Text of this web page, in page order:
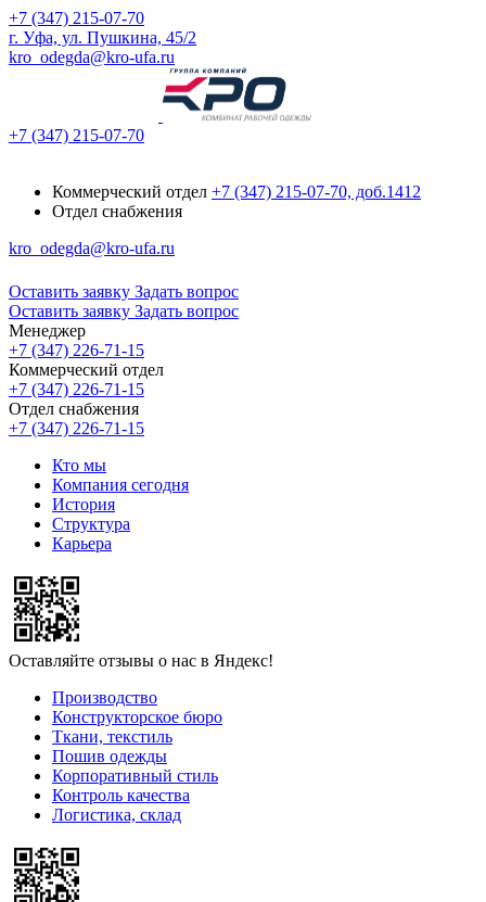
+7 (347) 215-07-70
г. Уфа, ул. Пушкина, 45/2
kro_odegda@kro-ufa.ru
+7 (347) 215-07-70
Коммерческий отдел +7 (347) 215-07-70, доб.1412
Отдел снабжения
kro_odegda@kro-ufa.ru
Оставить заявку Задать вопрос
Оставить заявку Задать вопрос
Менеджер
+7 (347) 226-71-15
Коммерческий отдел
+7 (347) 226-71-15
Отдел снабжения
+7 (347) 226-71-15
Кто мы
Компания сегодня
История
Структура
Карьера
Оставляйте отзывы о нас в Яндекс!
Производство
Конструкторское бюро
Ткани, текстиль
Пошив одежды
Корпоративный стиль
Контроль качества
Логистика, склад